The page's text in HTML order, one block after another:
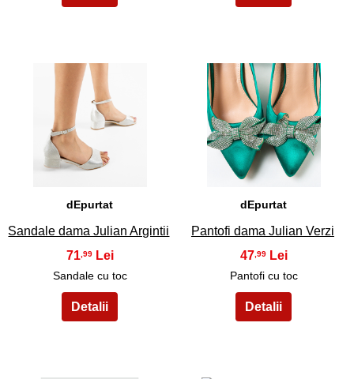
31
dEpurtat
Sandale dama Julian Argintii
71 ,99
Sandale cu toc
32
dEpurtat
Pantofi dama Julian Verzi
47,99
Pantofi cu toc